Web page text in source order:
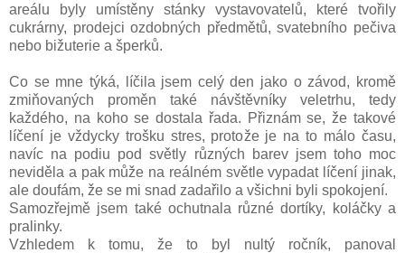
areálu byly umístěny stánky vystavovatelů, které tvořily
cukrárny, prodejci ozdobných předmětů, svatebního pečiva
nebo bižuterie a šperků.
Co se mne týká, líčila jsem celý den jako o závod, kromě
zmiňovaných proměn také návštěvníky veletrhu, tedy
každého, na koho se dostala řada. Přiznám se, že takové
líčení je vždycky trošku stres, protože je na to málo času,
navíc na podiu pod světly různých barev jsem toho moc
neviděla a pak může na reálném světle vypadat líčení jinak,
ale doufám, že se mi snad zadařilo a všichni byli spokojení.
Samozřejmě jsem také ochutnala různé dortíky, koláčky a
pralinky.
Vzhledem k tomu, že to byl nultý ročník, panoval